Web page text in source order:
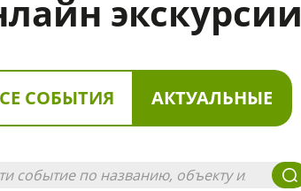
экскурсии
СОБЫТИЯ АКТУАЛЬНЫЕ